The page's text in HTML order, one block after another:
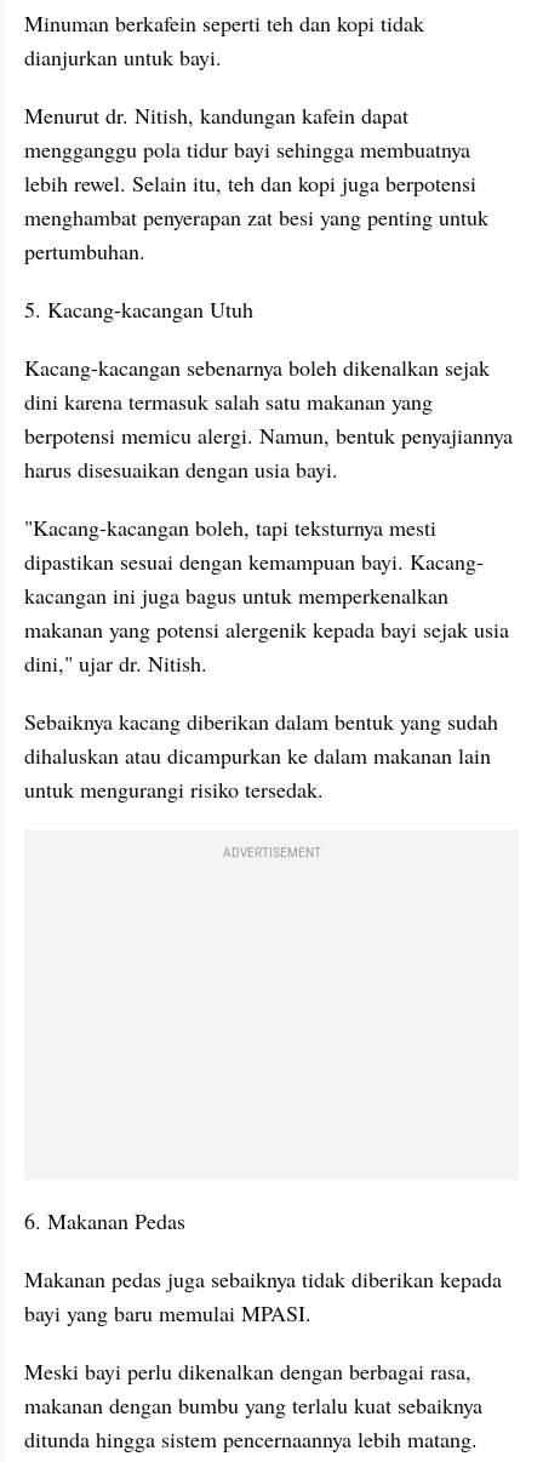
Minuman berkafein seperti teh dan kopi tidak
dianjurkan untuk bayi.
Menurut dr. Nitish, kandungan kafein dapat
mengganggu pola tidur bayi sehingga membuatnya
lebih rewel. Selain itu, teh dan kopi juga berpotensi
menghambat penyerapan zat besi yang penting untuk
pertumbuhan.
5. Kacang-kacangan Utuh
Kacang-kacangan sebenarnya boleh dikenalkan sejak
dini karena termasuk salah satu makanan yang
berpotensi memicu alergi. Namun, bentuk penyajiannya
harus disesuaikan dengan usia bayi.
"Kacang-kacangan boleh, tapi teksturnya mesti
dipastikan sesuai dengan kemampuan bayi. Kacang-
kacangan ini juga bagus untuk memperkenalkan
makanan yang potensi alergenik kepada bayi sejak usia
dini," ujar dr. Nitish.
Sebaiknya kacang diberikan dalam bentuk yang sudah
dihaluskan atau dicampurkan ke dalam makanan lain
untuk mengurangi risiko tersedak.
ADVERTISEMENT
6. Makanan Pedas
Makanan pedas juga sebaiknya tidak diberikan kepada
bayi yang baru memulai MPASI.
Meski bayi perlu dikenalkan dengan berbagai rasa,
makanan dengan bumbu yang terlalu kuat sebaiknya
ditunda hingga sistem pencernaannya lebih matang.